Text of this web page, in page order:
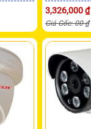
3,326,000 ₫
Giá Gốc: 00 ₫